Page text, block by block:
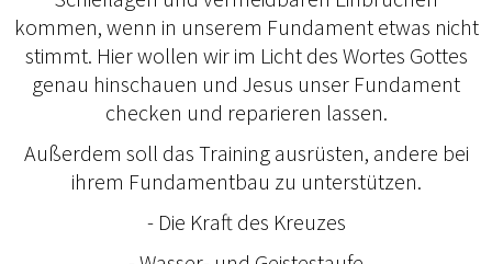
kommen, wenn in unserem Fundament etwas nicht
stimmt. Hier wollen wir im Licht des Wortes Gottes
genau hinschauen und Jesus unser Fundament
checken und reparieren lassen.
Außerdem soll das Training ausrüsten, andere bei
ihrem Fundamentbau zu unterstützen.
- Die Kraft des Kreuzes